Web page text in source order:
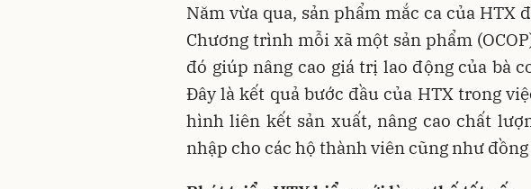
Năm vừa qua, sản phẩm mắc ca của HTX
Chương trình mỗi xã một sản phẩm
đó giúp nâng cao giá trị lao động của bà
Đây là kết quả bước đầu của HTX trong
hình liên kết sản xuất, nâng cao chất
nhập cho các hộ thành viên cũng như đồng